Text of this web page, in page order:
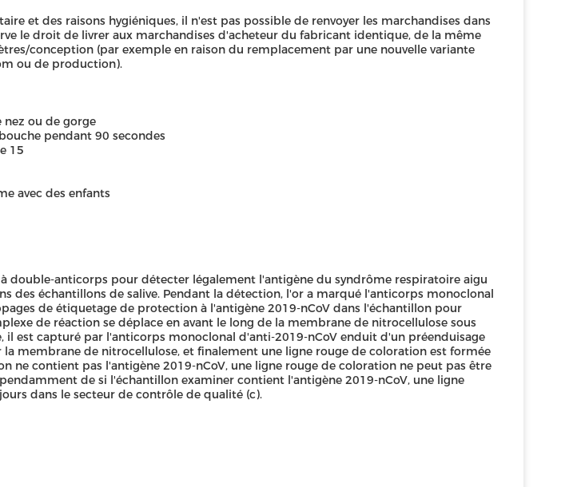
et des raisons hygiéniques, il n'est pas possible de renvoyer les marchandises dans
le droit de livrer aux marchandises d'acheteur du fabricant identique, de la même
conception (par exemple en raison du remplacement par une nouvelle variante
ou de production).
nez ou de gorge
pendant 90 secondes
15
avec des enfants
double-anticorps pour détecter légalement l'antigène du syndrôme respiratoire aigu
des échantillons de salive. Pendant la détection, l'or a marqué l'anticorps monoclonal
de étiquetage de protection à l'antigène 2019-nCoV dans l'échantillon pour
de réaction se déplace en avant le long de la membrane de nitrocellulose sous
il est capturé par l'anticorps monoclonal d'anti-2019-nCoV enduit d'un préenduisage
membrane de nitrocellulose, et finalement une ligne rouge de coloration est formée
ne contient pas l'antigène 2019-nCoV, une ligne rouge de coloration ne peut pas être
de si l'échantillon examiner contient l'antigène 2019-nCoV, une ligne
dans le secteur de contrôle de qualité (c).